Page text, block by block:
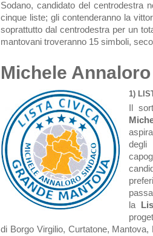
Sodano, candidato del centrodestra
cinque liste; gli contenderanno la
soprattutto dal centrodestra per un
mantovani troveranno 15 simboli,
Michele Annaloro
1)
Il
la
di Borgo Virgilio, Curtatone,